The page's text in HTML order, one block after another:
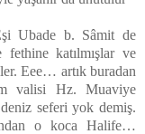
Ubade b. Sâmit de
katılmışlar ve
Eee… artık buradan
valisi Hz. Muaviye
seferi yok demiş.
o koca Halife…